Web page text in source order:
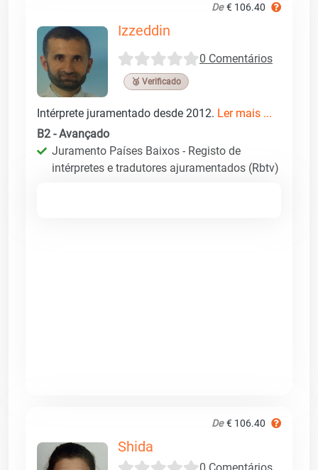
De € 106.40
Izzeddin
0 Comentários
🥉 Verificado
Intérprete juramentado desde 2012. Ler mais ...
B2 - Avançado
Juramento Países Baixos - Registo de
intérpretes e tradutores ajuramentados (Rbtv)
De € 106.40
Shida